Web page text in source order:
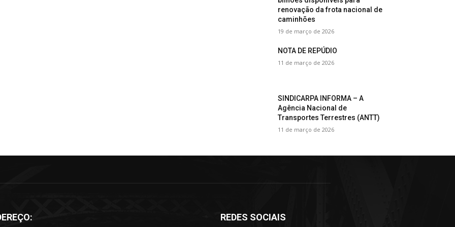
renovação da frota nacional de
caminhões
19 de março de 2026
NOTA DE REPÚDIO
11 de março de 2026
SINDICARPA INFORMA – A
Agência Nacional de
Transportes Terrestres (ANTT)
11 de março de 2026
REDES SOCIAIS